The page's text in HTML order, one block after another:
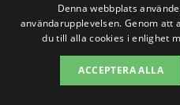
Att ta steget mot ditt
kännas
information och stöd
Denna webbplats
användarupplevelsen. Genom att
du till alla cookies i enlighet
ACCEPTERA ALLA